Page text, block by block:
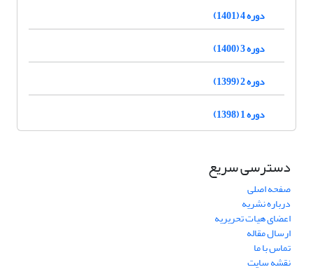
دوره 4 (1401)
دوره 3 (1400)
دوره 2 (1399)
دوره 1 (1398)
دسترسی سریع
صفحه اصلی
درباره نشریه
اعضای هیات تحریریه
ارسال مقاله
تماس با ما
نقشه سایت